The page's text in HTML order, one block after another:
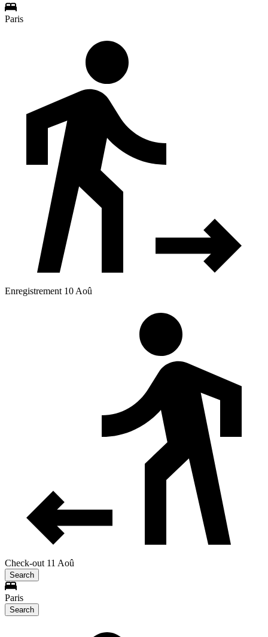
Paris
Enregistrement 10 Aoû
Check-out 11 Aoû
Search
Paris
Search